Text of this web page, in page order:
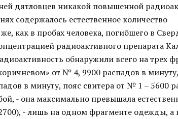
дятловцев никакой повышенной
содержалось естественное количество
как в пробах человека, погибшего в
радиоактивного препарата
обнаружили всего на трех
от № 4, 9900 распадов в
в минуту, пояс свитера от № 1 – 5600
- она максимально превышала
- лишь на одном фрагменте одежды, а